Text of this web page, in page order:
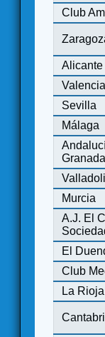
Club
Alicante
Valencia
Sevilla
Málaga
Murcia
A.J. El
El
Club
La